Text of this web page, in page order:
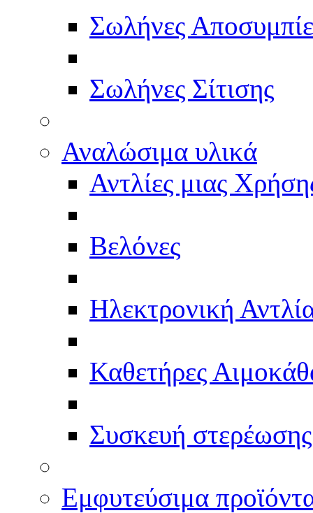
Σωλήνες
Σωλήνες Σίτισης
Αναλώσιμα υλικά
Αντλίες μιας
Βελόνες
Ηλεκτρονική
Καθετήρες
Συσκευή
Εμφυτεύσιμα